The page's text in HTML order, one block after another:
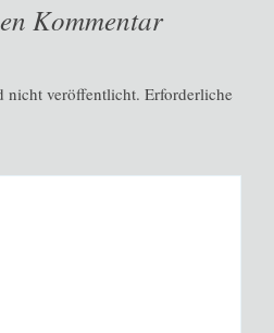
Kommentar
nicht veröffentlicht. Erforderliche